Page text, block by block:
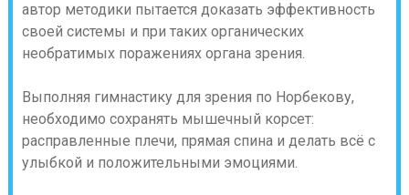
автор методики пытается доказать эффективность
своей системы и при таких органических
необратимых поражениях органа зрения.
Выполняя гимнастику для зрения по Норбекову,
необходимо сохранять мышечный корсет:
расправленные плечи, прямая спина и делать всё с
улыбкой и положительными эмоциями.